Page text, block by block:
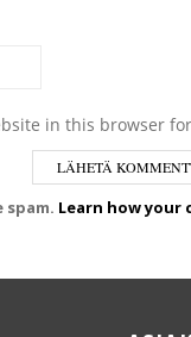
in this browser
spam. Learn how your